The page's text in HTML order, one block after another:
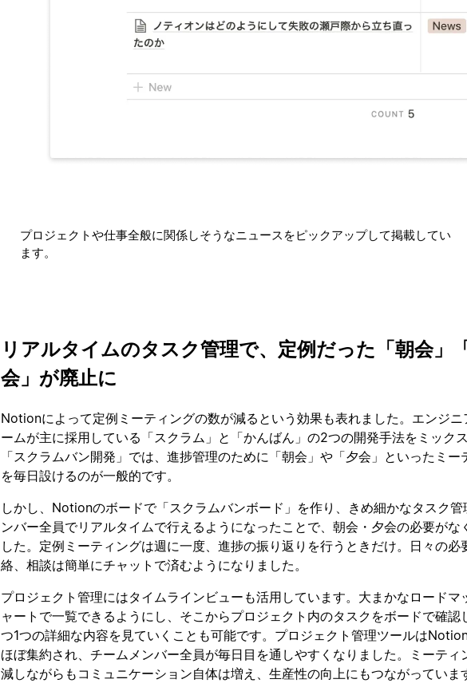
プロジェクトや仕事全般に関係しそうなニュースをピックアップして掲載してい
ます。
リアルタイムのタスク管理で、定例だった「朝会」
会」が廃止に
Notionによって定例ミーティングの数が減るという効果も表れました。エンジニ
ームが主に採用している「スクラム」と「かんばん」の2つの開発手法をミック
「スクラムバン開発」では、進捗管理のために「朝会」や「夕会」といったミー
を毎日設けるのが一般的です。
しかし、Notionのボードで「スクラムバンボード」を作り、きめ細かなタスク管
ンバー全員でリアルタイムで行えるようになったことで、朝会・夕会の必要がな
した。定例ミーティングは週に一度、進捗の振り返りを行うときだけ。日々の必
絡、相談は簡単にチャットで済むようになりました。
プロジェクト管理にはタイムラインビューも活用しています。大まかなロードマ
ャートで一覧できるようにし、そこからプロジェクト内のタスクをボードで確認
つ1つの詳細な内容を見ていくことも可能です。プロジェクト管理ツールは
ほぼ集約され、チームメンバー全員が毎日目を通しやすくなりました。ミーティ
減しながらもコミュニケーション自体は増え、生産性の向上にもつながっていま